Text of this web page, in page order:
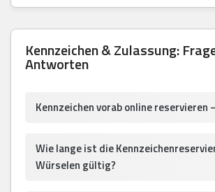
Kennzeichen & Zulassung:
Antworten
Kennzeichen vorab online reservieren
Wie lange ist die
Würselen gültig?